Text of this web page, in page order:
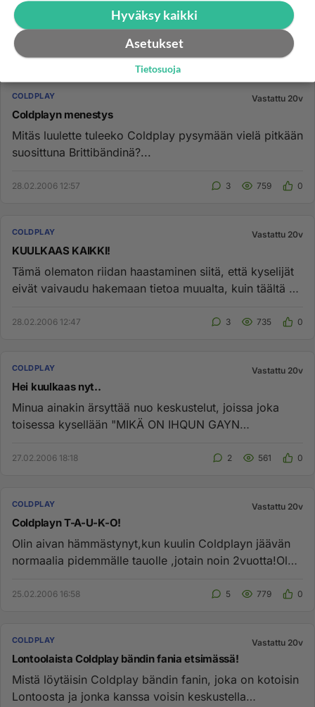
COLDPLAY Vastattu 20v
Coldplayn menestys
Mitäs luulette tuleeko Coldplay pysymään vielä pitkään
suosittuna Brittibändinä?...
28.02.2006 12:57 3 759 0
COLDPLAY Vastattu 20v
KUULKAAS KAIKKI!
Tämä olematon riidan haastaminen siitä, että kyselijät
eivät vaivaudu hakemaan tietoa muualta, kuin täältä on
28.02.2006 12:47 3 735 0
COLDPLAY Vastattu 20v
Hei kuulkaas nyt..
Minua ainakin ärsyttää nuo keskustelut, joissa joka
toisessa kysellään "MIKÄ ON IHQUN GAYN
27.02.2006 18:18 2 561 0
COLDPLAY Vastattu 20v
Coldplayn T-A-U-K-O!
Olin aivan hämmästynyt,kun kuulin Coldplayn jäävän
normaalia pidemmälle tauolle ,jotain noin 2vuotta!Olen
25.02.2006 16:58 5 779 0
COLDPLAY Vastattu 20v
Lontoolaista Coldplay bändin fania etsimässä!
Mistä löytäisin Coldplay bändin fanin, joka on kotoisin
Lontoosta ja jonka kanssa voisin keskustella
Hyväksy kaikki
Asetukset
Tietosuoja